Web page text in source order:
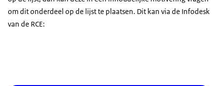
om dit onderdeel op de lijst te plaatsen. Dit kan via de Infodesk
van de RCE: